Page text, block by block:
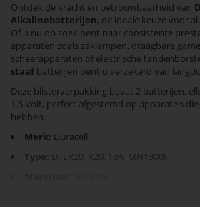
Ontdek de kracht en betrouwbaarheid van
Alkalinebatterijen, de ideale keuze voor
Of u nu op zoek bent naar consistente
apparaten zoals zaklampen, draagbare
scheerapparaten of elektrische
staaf batterijen bent u verzekerd van
Deze blisterverpakking bevat 2 batterijen,
1.5 Volt, perfect afgestemd op apparaten
hebben.
Merk: Duracell
Type: D (LR20, R20, 13A, MN1300)